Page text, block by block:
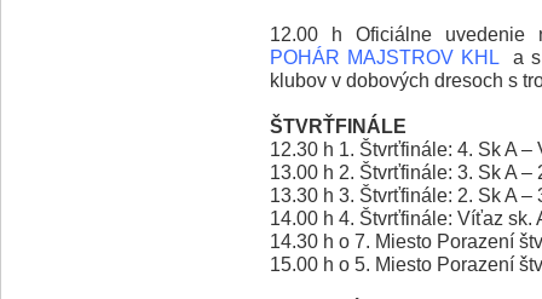
12.00 h Oficiálne uvedenie
POHÁR MAJSTROV KHL
a
klubov v dobových dresoch s
ŠTVRŤFINÁLE
12.30 h 1. Štvrťfinále: 4. Sk A –
13.00 h 2. Štvrťfinále: 3. Sk A –
13.30 h 3. Štvrťfinále: 2. Sk A –
14.00 h 4. Štvrťfinále: Víťaz sk.
14.30 h o 7. Miesto Porazení
15.00 h o 5. Miesto Porazení